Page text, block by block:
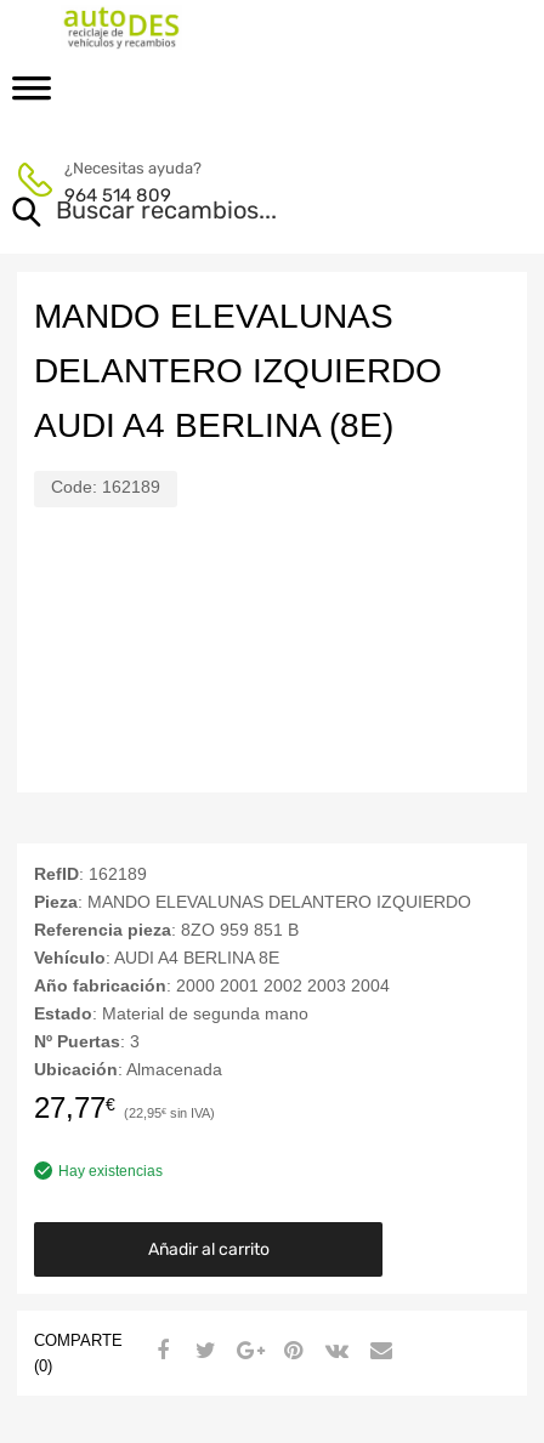
¿Necesitas ayuda?
964 514 809
MANDO ELEVALUNAS
DELANTERO IZQUIERDO
AUDI A4 BERLINA (8E)
Code: 162189
RefID: 162189
Pieza: MANDO ELEVALUNAS DELANTERO IZQUIERDO
Referencia pieza: 8ZO 959 851 B
Vehículo: AUDI A4 BERLINA 8E
Año fabricación: 2000 2001 2002 2003 2004
Estado: Material de segunda mano
Nº Puertas: 3
Ubicación: Almacenada
27,77€ 22,95€
Hay existencias
Añadir al carrito
COMPARTE
(0)